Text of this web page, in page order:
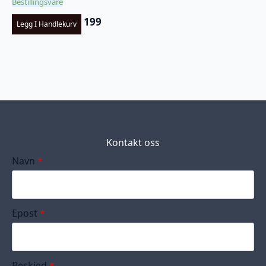
Legg I Handlekurv 199
Kontakt oss
Navn *
Epost *